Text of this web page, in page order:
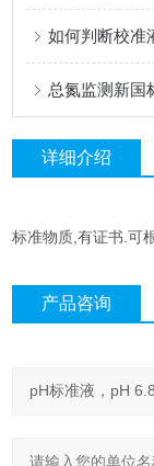
如何判断校准
总氮监测新国
详细介绍
标准物质,有证书.可
产品咨询